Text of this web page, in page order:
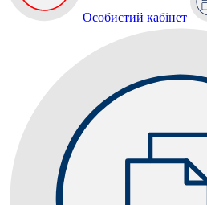
Особистий кабінет